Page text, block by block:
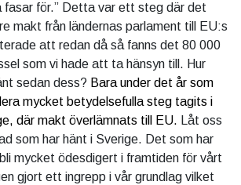
fasar för.” Detta var ett steg där det
makt från ländernas parlament till EU:s
att redan då så fanns det 80 000
som vi hade att ta hänsyn till. Hur
sedan dess? Bara under det år som
mycket betydelsefulla steg tagits i
där makt överlämnats till EU.
Låt oss
som har hänt i Sverige. Det som har
mycket ödesdigert i framtiden för vårt
gjort ett ingrepp i vår grundlag vilket